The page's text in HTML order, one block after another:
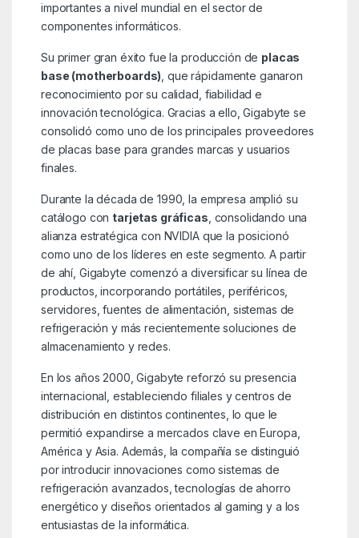
importantes a nivel mundial en el sector de
componentes informáticos.
Su primer gran éxito fue la producción de placas
base (motherboards) , que rápidamente ganaron
reconocimiento por su calidad, fiabilidad e
innovación tecnológica. Gracias a ello, Gigabyte se
consolidó como uno de los principales proveedores
de placas base para grandes marcas y usuarios
finales.
Durante la década de 1990, la empresa amplió su
catálogo con tarjetas gráficas , consolidando una
alianza estratégica con NVIDIA que la posicionó
como uno de los líderes en este segmento. A partir
de ahí, Gigabyte comenzó a diversificar su línea de
productos, incorporando portátiles, periféricos,
servidores, fuentes de alimentación, sistemas de
refrigeración y más recientemente soluciones de
almacenamiento y redes.
En los años 2000, Gigabyte reforzó su presencia
internacional, estableciendo filiales y centros de
distribución en distintos continentes, lo que le
permitió expandirse a mercados clave en Europa,
América y Asia. Además, la compañía se distinguió
por introducir innovaciones como sistemas de
refrigeración avanzados, tecnologías de ahorro
energético y diseños orientados al gaming y a los
entusiastas de la informática.